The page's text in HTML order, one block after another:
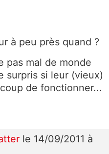
à peu près quand ?
pas mal de monde
surpris si leur (vieux)
de fonctionner...
le 14/09/2011 à